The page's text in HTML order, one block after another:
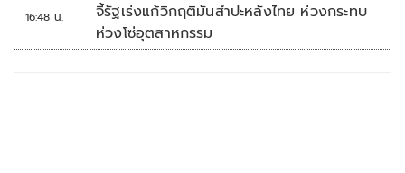
16:48 น.
จี้รัฐเร่งแก้วิกฤติมันสำปะหลังไทย ห่วงกระทบ
ห่วงโซ่อุตสาหกรรม